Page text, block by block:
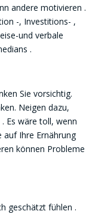
andere motivieren .
-, Investitions- ,
und verbale
.
Sie vorsichtig.
Neigen dazu,
Es wäre toll, wenn
auf Ihre Ernährung
können Probleme
geschätzt fühlen .